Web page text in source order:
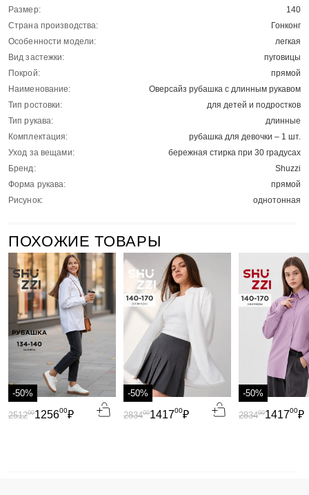
Размер:
140
Страна производства:
Гонконг
Особенности модели:
легкая
Вид застежки:
пуговицы
Покрой:
прямой
Наименование:
Оверсайз рубашка с длинным рукавом
Тип ростовки:
для детей и подростков
Тип рукава:
длинные
Комплектация:
рубашка для девочки – 1 шт.
Уход за вещами:
бережная стирка при 30 градусах
Бренд:
Shuzzi
Форма рукава:
прямой
Рисунок:
однотонная
ПОХОЖИЕ ТОВАРЫ
-50%
125600₽
251200
-50%
141700₽
283400
-50%
141700₽
283400